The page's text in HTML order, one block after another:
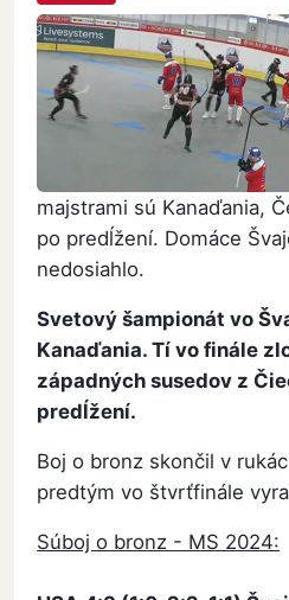
majstrami sú Kanaďania,
po predĺžení. Domáce
nedosiahlo.
Svetový šampionát vo
Kanaďania. Tí vo finále
západných susedov z
predĺžení.
Boj o bronz skončil v
predtým vo štvrťfinále
Súboj o bronz - MS 2024: